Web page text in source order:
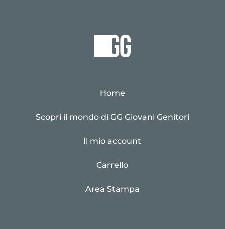
Home
Scopri il mondo di GG Giovani Genitori
Il mio account
Carrello
Area Stampa